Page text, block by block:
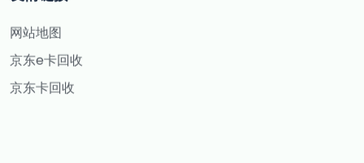
网站地图
京东e卡回收
京东卡回收